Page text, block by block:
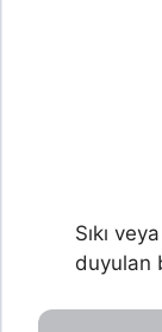
Sıkı
duyulan